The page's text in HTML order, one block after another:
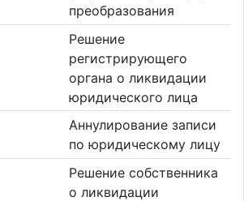
преобразования
Решение
регистрирующего
органа о ликвидации
юридического лица
Аннулирование записи
по юридическому лицу
Решение собственника
о ликвидации